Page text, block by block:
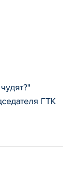
ГТК